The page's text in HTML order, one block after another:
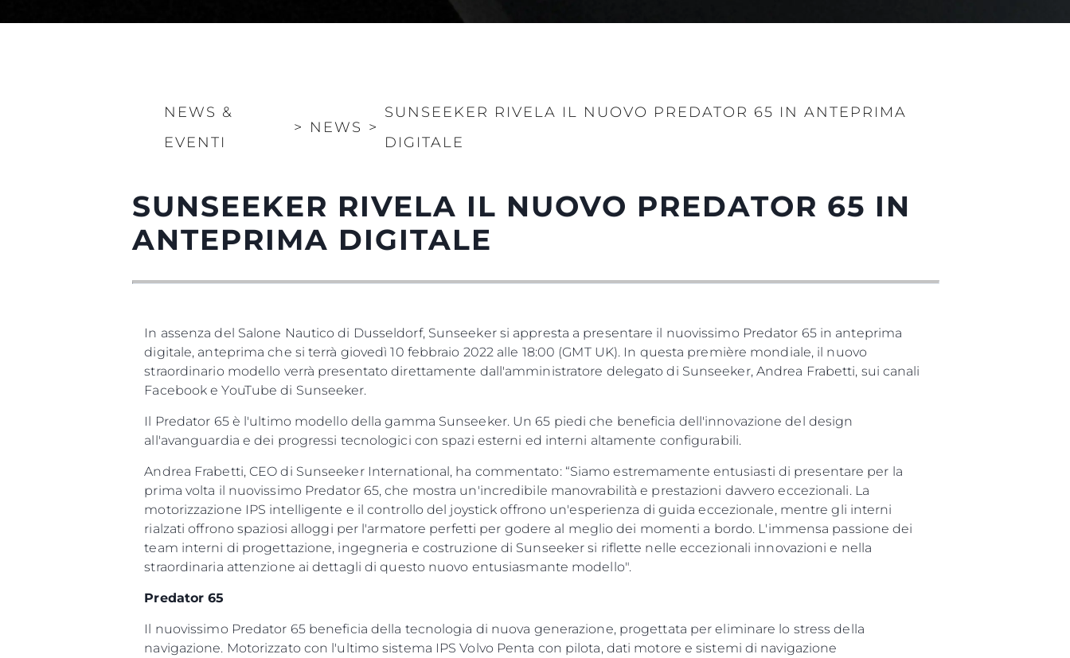
NEWS &
EVENTI
> NEWS >
SUNSEEKER RIVELA IL NUOVO PREDATOR 65 IN ANTEPRIMA
DIGITALE
SUNSEEKER RIVELA IL NUOVO PREDATOR 65 IN
ANTEPRIMA DIGITALE
In assenza del Salone Nautico di Dusseldorf, Sunseeker si appresta a presentare il nuovissimo Predator 65 in anteprima
digitale, anteprima che si terrà giovedì 10 febbraio 2022 alle 18:00 (GMT UK). In questa première mondiale, il nuovo
straordinario modello verrà presentato direttamente dall'amministratore delegato di Sunseeker, Andrea Frabetti, sui canali
Facebook e YouTube di Sunseeker.
Il Predator 65 è l'ultimo modello della gamma Sunseeker. Un 65 piedi che beneficia dell'innovazione del design
all'avanguardia e dei progressi tecnologici con spazi esterni ed interni altamente configurabili.
Andrea Frabetti, CEO di Sunseeker International, ha commentato: “Siamo estremamente entusiasti di presentare per la
prima volta il nuovissimo Predator 65, che mostra un'incredibile manovrabilità e prestazioni davvero eccezionali. La
motorizzazione IPS intelligente e il controllo del joystick offrono un'esperienza di guida eccezionale, mentre gli interni
rialzati offrono spaziosi alloggi per l'armatore perfetti per godere al meglio dei momenti a bordo. L'immensa passione dei
team interni di progettazione, ingegneria e costruzione di Sunseeker si riflette nelle eccezionali innovazioni e nella
straordinaria attenzione ai dettagli di questo nuovo entusiasmante modello".
Predator 65
Il nuovissimo Predator 65 beneficia della tecnologia di nuova generazione, progettata per eliminare lo stress della
navigazione. Motorizzato con l'ultimo sistema IPS Volvo Penta con pilota, dati motore e sistemi di navigazione
Informazioni
Cookies
Aspetti Legali
STATEMENT
COOKIE POLICY
News
L'azienda
Lifestyle
Heritage
Valuta La Tua Imbarcazione